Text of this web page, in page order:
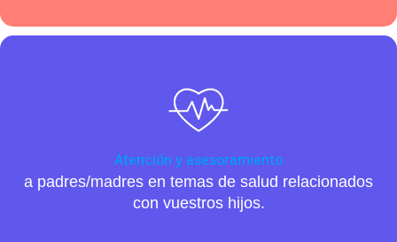
Atención y asesoramiento
a padres/madres en temas de salud relacionados
con vuestros hijos.